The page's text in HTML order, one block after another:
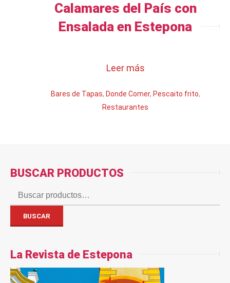
Calamares del País con
Ensalada en Estepona
Leer más
Bares de Tapas, Donde Comer, Pescaito frito,
Restaurantes
BUSCAR PRODUCTOS
Buscar
por:
BUSCAR
La Revista de Estepona